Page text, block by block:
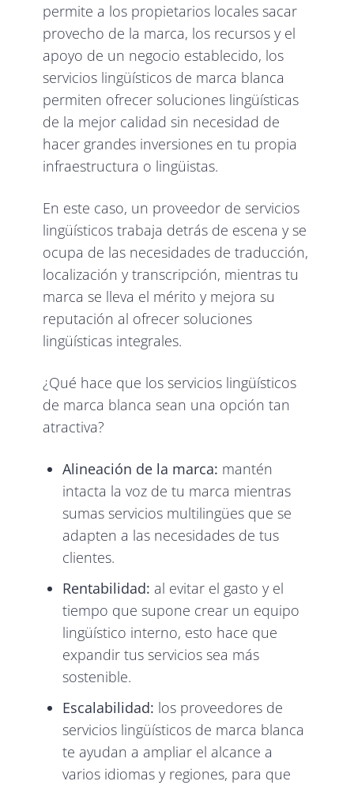
permite a los propietarios locales sacar
provecho de la marca, los recursos y el
apoyo de un negocio establecido, los
servicios lingüísticos de marca blanca
permiten ofrecer soluciones lingüísticas
de la mejor calidad sin necesidad de
hacer grandes inversiones en tu propia
infraestructura o lingüistas.
En este caso, un proveedor de servicios
lingüísticos trabaja detrás de escena y se
ocupa de las necesidades de traducción,
localización y transcripción, mientras tu
marca se lleva el mérito y mejora su
reputación al ofrecer soluciones
lingüísticas integrales.
¿Qué hace que los servicios lingüísticos
de marca blanca sean una opción tan
atractiva?
Alineación de la marca: mantén
intacta la voz de tu marca mientras
sumas servicios multilingües que se
adapten a las necesidades de tus
clientes.
Rentabilidad: al evitar el gasto y el
tiempo que supone crear un equipo
lingüístico interno, esto hace que
expandir tus servicios sea más
sostenible.
Escalabilidad: los proveedores de
servicios lingüísticos de marca blanca
te ayudan a ampliar el alcance a
varios idiomas y regiones, para que